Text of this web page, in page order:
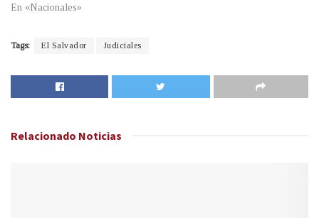
En «Nacionales»
Tags: El Salvador Judiciales
Relacionado Noticias